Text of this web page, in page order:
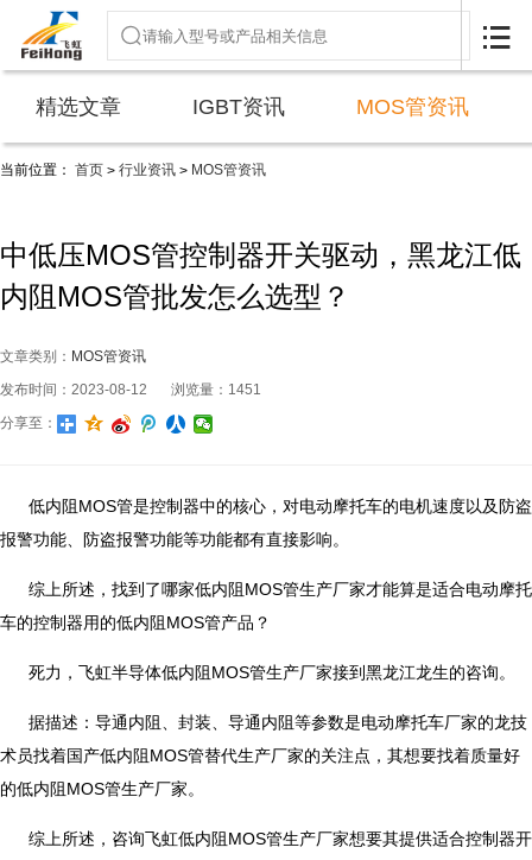

精选文章 IGBT资讯 MOS管资讯
当前位置： 首页 > 行业资讯 > MOS管资讯
中低压MOS管控制器开关驱动，黑龙江低
内阻MOS管批发怎么选型？
文章类别： MOS管资讯
发布时间：2023-08-12
浏览量：1451
分享至：
低内阻MOS管是控制器中的核心，对电动摩托车的电机速度以及防盗
报警功能、防盗报警功能等功能都有直接影响。
综上所述，找到了哪家低内阻MOS管生产厂家才能算是适合电动摩托
车的控制器用的低内阻MOS管产品？
死力，飞虹半导体低内阻MOS管生产厂家接到黑龙江龙生的咨询。
据描述：导通内阻、封装、导通内阻等参数是电动摩托车厂家的龙技
术员找着国产低内阻MOS管替代生产厂家的关注点，其想要找着质量好
的低内阻MOS管生产厂家。
综上所述，咨询飞虹低内阻MOS管生产厂家想要其提供适合控制器开